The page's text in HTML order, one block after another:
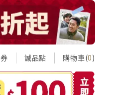
誠品點 購物車(0)